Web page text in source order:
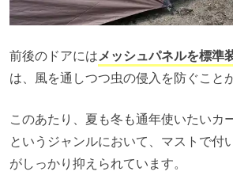
前後のドアにはメッシュパネルを標準
は、風を通しつつ虫の侵入を防ぐこと
このあたり、夏も冬も通年使いたいカ
というジャンルにおいて、マストで付
がしっかり抑えられています。